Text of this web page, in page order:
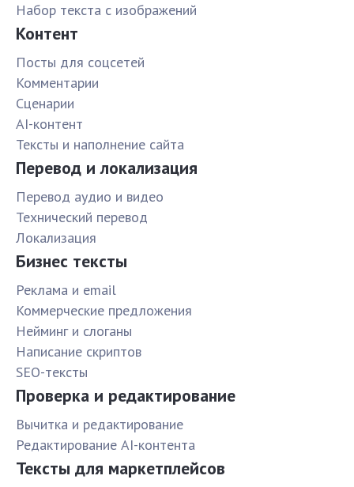
Набор текста с изображений
Контент
Посты для соцсетей
Комментарии
Сценарии
AI-контент
Тексты и наполнение сайта
Перевод и локализация
Перевод аудио и видео
Технический перевод
Локализация
Бизнес тексты
Реклама и email
Коммерческие предложения
Нейминг и слоганы
Написание скриптов
SEO-тексты
Проверка и редактирование
Вычитка и редактирование
Редактирование AI-контента
Тексты для маркетплейсов